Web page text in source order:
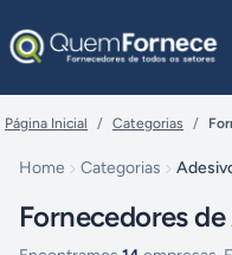
Página Inicial / Categorias /
Home Categorias
Fornecedores de